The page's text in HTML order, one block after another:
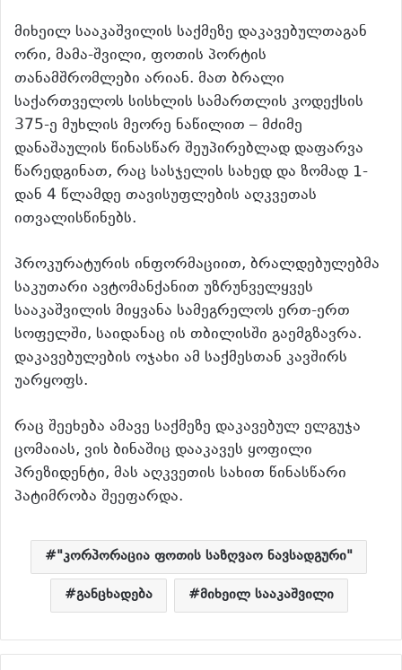
მიხეილ სააკაშვილის საქმეზე დაკავებულთაგან
ორი, მამა-შვილი, ფოთის პორტის
თანამშრომლები არიან. მათ ბრალი
საქართველოს სისხლის სამართლის კოდექსის
375-ე მუხლის მეორე ნაწილით – მძიმე
დანაშაულის წინასწარ შეუპირებლად დაფარვა
წარედგინათ, რაც სასჯელის სახედ და ზომად 1-
დან 4 წლამდე თავისუფლების აღკვეთას
ითვალისწინებს.
პროკურატურის ინფორმაციით, ბრალდებულებმა
საკუთარი ავტომანქანით უზრუნველყვეს
სააკაშვილის მიყვანა სამეგრელოს ერთ-ერთ
სოფელში, საიდანაც ის თბილისში გაემგზავრა.
დაკავებულების ოჯახი ამ საქმესთან კავშირს
უარყოფს.
რაც შეეხება ამავე საქმეზე დაკავებულ ელგუჯა
ცომაიას, ვის ბინაშიც დააკავეს ყოფილი
პრეზიდენტი, მას აღკვეთის სახით წინასწარი
პატიმრობა შეეფარდა.
"კორპორაცია ფოთის საზღვაო ნავსადგური"
განცხადება
მიხეილ სააკაშვილი